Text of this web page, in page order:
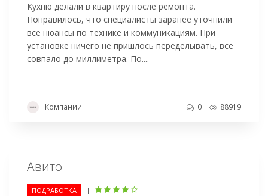
Кухню делали в квартиру после ремонта.
Понравилось, что специалисты заранее уточнили
все нюансы по технике и коммуникациям. При
установке ничего не пришлось переделывать, всё
совпало до миллиметра. По....
Компании 0 88919
Авито
ПОДРАБОТКА |